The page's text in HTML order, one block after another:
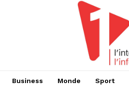
Business Monde Sport